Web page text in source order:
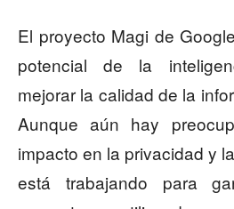
El proyecto Magi de
potencial de la
mejorar la calidad de la
Aunque aún hay
impacto en la privacidad y
está trabajando para